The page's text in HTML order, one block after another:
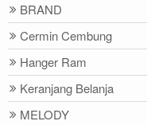
BRAND
Cermin Cembung
Hanger Ram
Keranjang Belanja
MELODY